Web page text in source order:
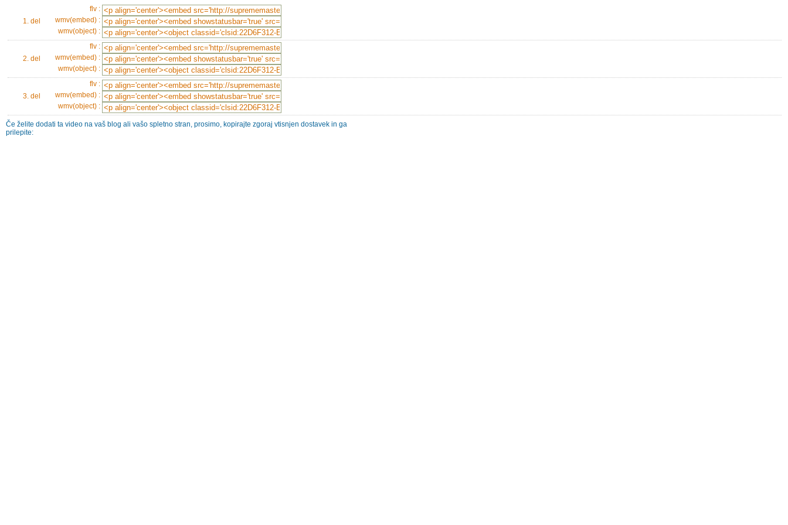
1. del
flv :
wmv(embed) :
wmv(object) :
2. del
flv :
wmv(embed) :
wmv(object) :
3. del
flv :
wmv(embed) :
wmv(object) :
Če želite dodati ta video na vaš blog ali vašo spletno stran, prosimo, kopirajte zgoraj vtisnjen dostavek in ga
prilepite: